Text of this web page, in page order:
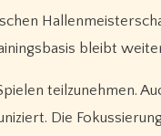
bleibt
teilzunehmen.
Die